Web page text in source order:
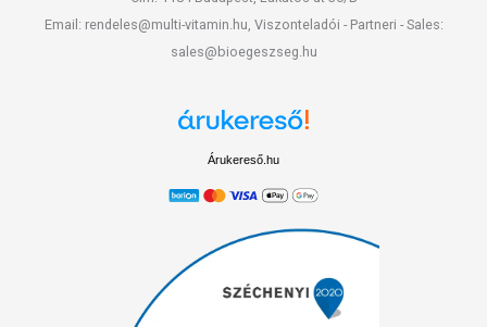
Email: rendeles@multi-vitamin.hu, Viszonteladói - Partneri - Sales:
sales@bioegeszseg.hu
Árukereső.hu